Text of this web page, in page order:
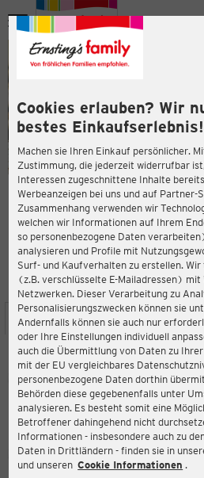
Cookies erlauben? Wir
bestes Einkaufserlebnis!
Machen sie Ihren Einkauf persönlicher.
Zustimmung, die jederzeit widerrufbar
Interessen zugeschnittene Inhalte
Werbeanzeigen bei uns und auf Partner-
Zusammenhang verwenden wir
welchen wir Informationen auf Ihrem
so personenbezogene Daten
analysieren und Profile mit
Surf- und Kaufverhalten zu erstellen.
(z.B. verschlüsselte E-Mailadressen)
Netzwerken. Dieser Verarbeitung zu
Personalisierungszwecken können sie
Andernfalls können sie auch nur
oder Ihre Einstellungen individuell
auch die Übermittlung von Daten zu
mit der EU vergleichbares
personenbezogene Daten dorthin
Behörden diese gegebenenfalls unter
analysieren. Es besteht somit eine
Betroffener dahingehend nicht
Informationen - insbesondere auch zu
Daten in Drittländern - finden sie in
und unseren Cookie Informationen .
Menü
ERNSTING'S
53783
4,1
STANDORT SERVICES SORTIMENT
Ernsting's family
Schoellerstraße 2, 53783
Aktuell:
Geschlossen